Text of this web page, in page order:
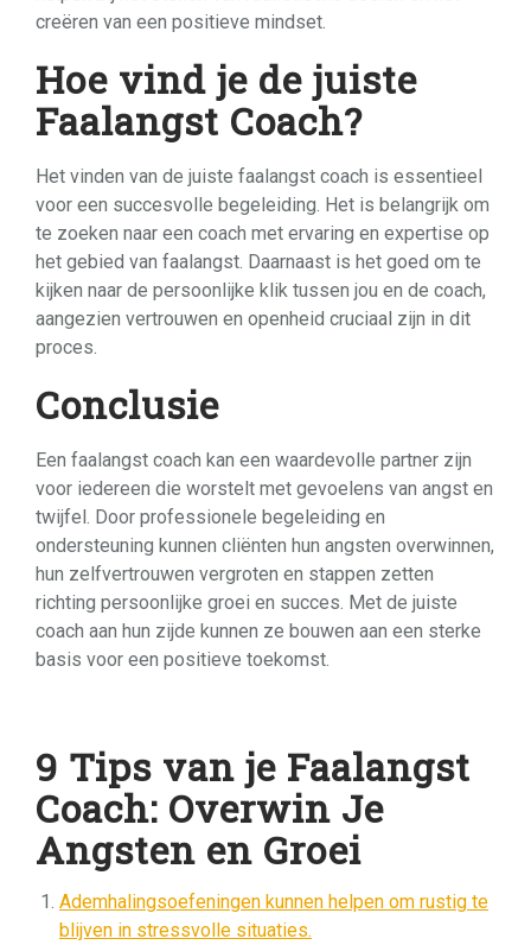
creëren van een positieve mindset.
Hoe vind je de juiste
Faalangst Coach?
Het vinden van de juiste faalangst coach is essentieel
voor een succesvolle begeleiding. Het is belangrijk om
te zoeken naar een coach met ervaring en expertise op
het gebied van faalangst. Daarnaast is het goed om te
kijken naar de persoonlijke klik tussen jou en de coach,
aangezien vertrouwen en openheid cruciaal zijn in dit
proces.
Conclusie
Een faalangst coach kan een waardevolle partner zijn
voor iedereen die worstelt met gevoelens van angst en
twijfel. Door professionele begeleiding en
ondersteuning kunnen cliënten hun angsten overwinnen,
hun zelfvertrouwen vergroten en stappen zetten
richting persoonlijke groei en succes. Met de juiste
coach aan hun zijde kunnen ze bouwen aan een sterke
basis voor een positieve toekomst.
9 Tips van je Faalangst
Coach: Overwin Je
Angsten en Groei
Ademhalingsoefeningen kunnen helpen om rustig te
blijven in stressvolle situaties.